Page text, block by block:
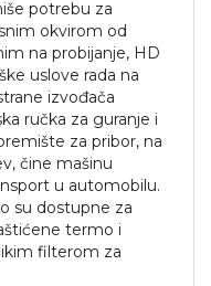
potrebu za
okvirom od
na probijanje, HD
uslove rada na
izvođača
ručka za guranje i
za pribor, na
čine mašinu
u automobilu.
su dostupne za
termo i
filterom za